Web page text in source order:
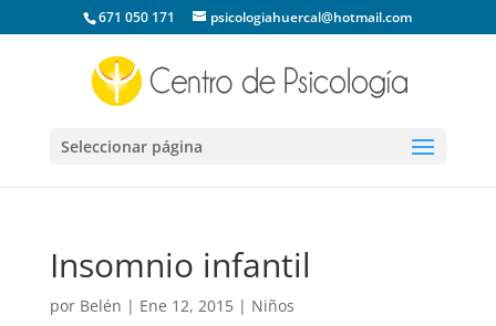
671 050 171 psicologiahuercal@hotmail.com
Seleccionar página
Insomnio infantil
por Belén | Ene 12, 2015| Niños